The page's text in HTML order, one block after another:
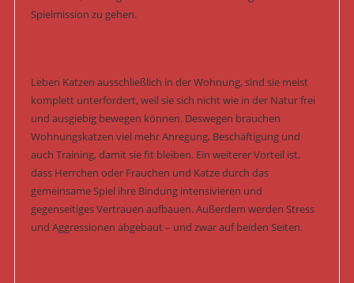
Spielmission zu gehen.
Leben Katzen ausschließlich in der Wohnung, sind sie meist
komplett unterfordert, weil sie sich nicht wie in der Natur frei
und ausgiebig bewegen können. Deswegen brauchen
Wohnungskatzen viel mehr Anregung, Beschäftigung und
auch Training, damit sie fit bleiben. Ein weiterer Vorteil ist,
dass Herrchen oder Frauchen und Katze durch das
gemeinsame Spiel ihre Bindung intensivieren und
gegenseitiges Vertrauen aufbauen. Außerdem werden Stress
und Aggressionen abgebaut – und zwar auf beiden Seiten.